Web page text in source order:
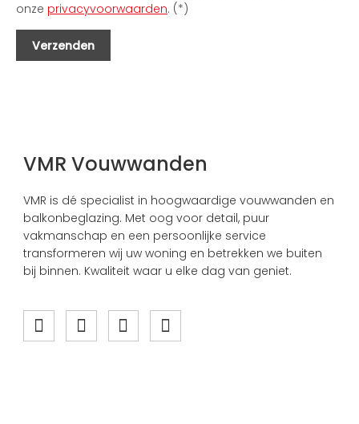
onze privacyvoorwaarden. (*)
VMR Vouwwanden
VMR is dé specialist in hoogwaardige vouwwanden en
balkonbeglazing. Met oog voor detail, puur
vakmanschap en een persoonlijke service
transformeren wij uw woning en betrekken we buiten
bij binnen. Kwaliteit waar u elke dag van geniet.